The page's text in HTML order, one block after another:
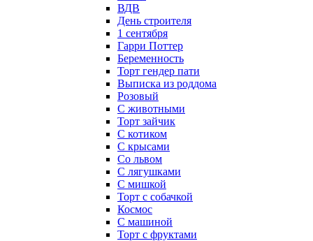
ВДВ
День строителя
1 сентября
Гарри Поттер
Беременность
Торт гендер пати
Выписка из роддома
Розовый
С животными
Торт зайчик
С котиком
С крысами
Со львом
С лягушками
С мишкой
Торт с собачкой
Космос
С машиной
Торт с фруктами